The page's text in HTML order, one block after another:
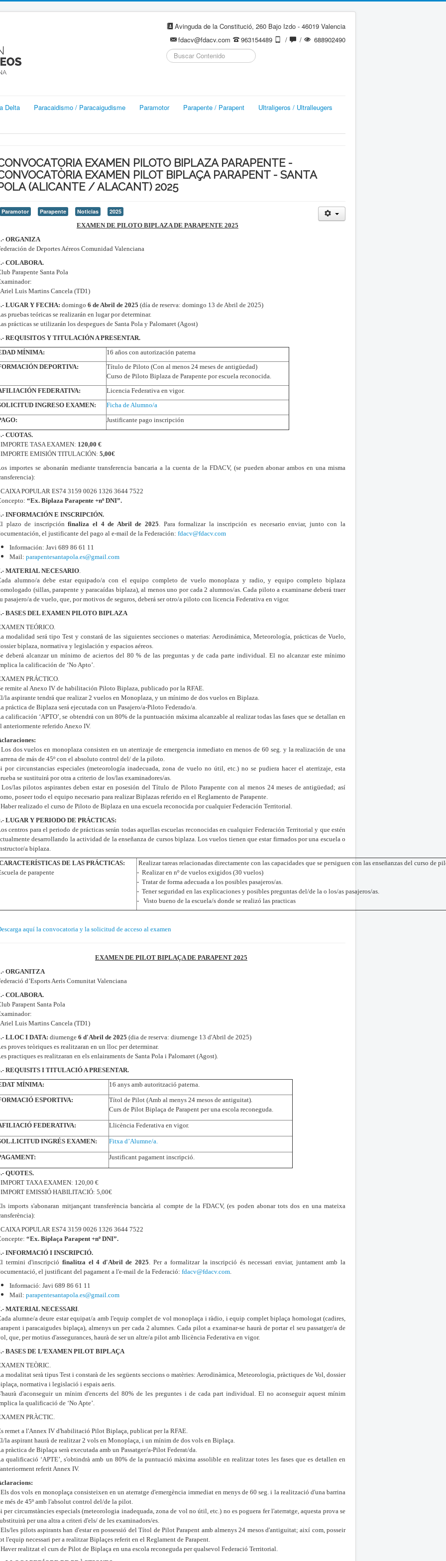
Avinguda de la Constitució, 260 Bajo Izdo - 46019 Valencia
fdacv@fdacv.com
963154489 / /
688902490
Buscar...
Delta Paracaidismo / Paracaigudisme Paramotor Parapente / Parapent
Ultraligeros / Ultralleugers
EXAMEN PILOTO BIPLAZA PARAPENTE -
EXAMEN PILOT BIPLAÇA PARAPENT - SANTA
(ALICANTE / ALACANT) 2025
Paramotor Parapente Noticias
2025
EXAMEN DE PILOTO BIPLAZA DE PARAPENTE 2025
ORGANIZA
de Deportes Aéreos Comunidad Valenciana
COLABORA.
Parapente Santa Pola
Luis Martins Cancela (TD1)
LUGAR Y FECHA: domingo 6 de Abril de 2025 (día de reserva: domingo 13 de Abril de 2025)
pruebas teóricas se realizarán en lugar por determinar.
prácticas se utilizarán los despegues de Santa Pola y Palomaret (Agost)
REQUISITOS Y TITULACIÓN A PRESENTAR.
MÍNIMA:
16 años con autorización paterna
DEPORTIVA:
Título de Piloto (Con al menos 24 meses de antigüedad)
Curso de Piloto Biplaza de Parapente por escuela reconocida.
FEDERATIVA:
Licencia Federativa en vigor.
INGRESO EXAMEN:
Ficha de Alumno/a
Justificante pago inscripción
CUOTAS.
TASA EXAMEN: 120,00 €
EMISIÓN TITULACIÓN: 5,00€
importes se abonarán mediante transferencia bancaria a la cuenta de la FDACV, (se pueden abonar ambos en una misma
POPULAR ES74 3159 0026 1326 3644 7522
“Ex. Biplaza Parapente +nº DNI”.
INFORMACIÓN E INSCRIPCIÓN.
plazo de inscripciónfinaliza el 4 de Abril de 2025. Para formalizar la inscripción es necesario enviar, junto con la
el justificante del pago al e-mail de la Federación: fdacv@fdacv.com
Información: Javi 689 86 61 11
Mail: parapentesantapola.es@gmail.com
MATERIAL NECESARIO.
alumno/a debe estar equipado/a con el equipo completo de vuelo monoplaza y radio, y equipo completo biplaza
(sillas, parapente y paracaídas biplaza), al menos uno por cada 2 alumnos/as. Cada piloto a examinarse deberá traer
pasajero/a de vuelo, que, por motivos de seguros, deberá ser otro/a piloto con licencia Federativa en vigor.
BASES DEL EXAMEN PILOTO BIPLAZA
TEÓRICO.
modalidad será tipo Test y constará de las siguientes secciones o materias: Aerodinámica, Meteorología, prácticas de Vuelo,
biplaza, normativa y legislación y espacios aéreos.
deberá alcanzar un mínimo de aciertos del 80 % de las preguntas y de cada parte individual. El no alcanzar este mínimo
la calificación de ‘No Apto’.
PRÁCTICO.
remite al Anexo IV de habilitación Piloto Biplaza, publicado por la RFAE.
la aspirante tendrá que realizar 2 vuelos en Monoplaza, y un mínimo de dos vuelos en Biplaza.
práctica de Biplaza será ejecutada con un Pasajero/a-Piloto Federado/a.
calificación ‘APTO’, se obtendrá con un 80% de la puntuación máxima alcanzable al realizar todas las fases que se detallan en
anteriormente referido Anexo IV.
dos vuelos en monoplaza consisten en un aterrizaje de emergencia inmediato en menos de 60 seg. y la realización de una
de más de 45º con el absoluto control del/ de la piloto.
por circunstancias especiales (meteorología inadecuada, zona de vuelo no útil, etc.) no se pudiera hacer el aterrizaje, esta
se sustituirá por otra a criterio de los/las examinadores/as.
las pilotos aspirantes deben estar en posesión del Título de Piloto Parapente con al menos 24 meses de antigüedad; así
poseer todo el equipo necesario para realizar Biplazas referido en el Reglamento de Parapente.
realizado el curso de Piloto de Biplaza en una escuela reconocida por cualquier Federación Territorial.
LUGAR Y PERIODO DE PRÁCTICAS:
centros para el periodo de prácticas serán todas aquellas escuelas reconocidas en cualquier Federación Territorial y que estén
desarrollando la actividad de la enseñanza de cursos biplaza. Los vuelos tienen que estar firmados por una escuela o
a biplaza.
DE LAS PRÁCTICAS:
de parapente
Realizar tareas relacionadas directamente con las capacidades que se persiguen con las enseñanzas del curso de
- Realizar en nº de vuelos exigidos (30 vuelos)
- Tratar de forma adecuada a los posibles pasajeros/as.
- Tener seguridad en las explicaciones y posibles preguntas del/de la o los/as pasajeros/as.
- Visto bueno de la escuela/s donde se realizó las practicas
aquí la convocatoria y la solicitud de acceso al examen
EXAMEN DE PILOT BIPLAÇA DE PARAPENT 2025
ORGANITZA
d’Esports Aeris Comunitat Valenciana
COLABORA.
Parapent Santa Pola
Luis Martins Cancela (TD1)
LLOC I DATA: diumenge 6 d'Abril de 2025 (dia de reserva: diumenge 13 d'Abril de 2025)
proves teòriques es realitzaran en un lloc per determinar.
practiques es realitzaran en els enlairaments de Santa Pola i Palomaret (Agost).
REQUISITS I TITULACIÓ A PRESENTAR.
MÍNIMA:
16 anys amb autorització paterna.
ESPORTIVA:
Títol de Pilot (Amb al menys 24 mesos de antiguitat).
Curs de Pilot Biplaça de Parapent per una escola reconeguda.
FEDERATIVA: Llicència Federativa en vigor.
INGRÉS EXAMEN: Fitxa d’Alumne/a.
Justificant pagament inscripció.
QUOTES.
TAXA EXAMEN: 120,00 €
EMISSIÓ HABILITACIÓ: 5,00€
imports s'abonaran mitjançant transferència bancària al compte de la FDACV, (es poden abonar tots dos en una mateixa
POPULAR ES74 3159 0026 1326 3644 7522
“Ex. Biplaça Parapent +nº DNI”.
INFORMACIÓ I INSCRIPCIÓ.
termini d'inscripció finalitza el 4 d'Abril de 2025. Per a formalitzar la inscripció és necessari enviar, juntament amb la
el justificant del pagament a l'e-mail de la Federació: fdacv@fdacv.com.
Informació: Javi 689 86 61 11
Mail: parapentesantapola.es@gmail.com
MATERIAL NECESSARI.
alumne/a deure estar equipat/a amb l'equip complet de vol monoplaça i ràdio, i equip complet biplaça homologat (cadires,
i paracaigudes biplaça), almenys un per cada 2 alumnes. Cada pilot a examinar-se haurà de portar el seu passatger/a de
que, per motius d'assegurances, haurà de ser un altre/a pilot amb llicència Federativa en vigor.
BASES DE L’EXAMEN PILOT BIPLAÇA
TEÒRIC.
modalitat serà tipus Test i constarà de les següents seccions o matèries: Aerodinàmica, Meteorologia, pràctiques de Vol, dossier
normativa i legislació i espais aeris.
d'aconseguir un mínim d'encerts del 80% de les preguntes i de cada part individual. El no aconseguir aquest mínim
la qualificació de ‘No Apte’.
PRÀCTIC.
remet a l'Annex IV d'habilitació Pilot Biplaça, publicat per la RFAE.
la aspirant haurà de realitzar 2 vols en Monoplaça, i un mínim de dos vols en Biplaça.
pràctica de Biplaça serà executada amb un Passatger/a-Pilot Federat/da.
qualificació ‘APTE’, s'obtindrà amb un 80% de la puntuació màxima assolible en realitzar totes les fases que es detallen en
referit Annex IV.
dos vols en monoplaça consisteixen en un aterratge d'emergència immediat en menys de 60 seg. i la realització d'una barrina
més de 45º amb l'absolut control del/de la pilot.
per circumstàncies especials (meteorologia inadequada, zona de vol no útil, etc.) no es poguera fer l'aterratge, aquesta prova se
per una altra a criteri d'els/ de les examinadors/es.
les pilots aspirants han d'estar en possessió del Títol de Pilot Parapent amb almenys 24 mesos d'antiguitat; així com, posseir
l'equip necessari per a realitzar Biplaçes referit en el Reglament de Parapent.
realitzat el curs de Pilot de Biplaça en una escola reconeguda per qualsevol Federació Territorial.